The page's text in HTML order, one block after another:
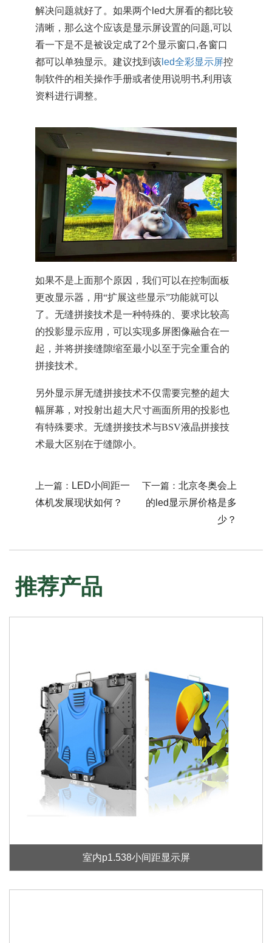
解决问题就好了。如果两个led大屏看的都比较
清晰，那么这个应该是显示屏设置的问题,可以
看一下是不是被设定成了2个显示窗口,各窗口
都可以单独显示。建议找到该 led全彩显示屏控
制软件的相关操作手册或者使用说明书,利用该
资料进行调整。
如果不是上面那个原因，我们可以在控制面板
更改显示器，用“扩展这些显示”功能就可以
了。无缝拼接技术是一种特殊的、要求比较高
的投影显示应用，可以实现多屏图像融合在一
起，并将拼接缝隙缩至最小以至于完全重合的
拼接技术。
另外显示屏无缝拼接技术不仅需要完整的超大
幅屏幕，对投射出超大尺寸画面所用的投影也
有特殊要求。无缝拼接技术与BSV液晶拼接技
术最大区别在于缝隙小。
上一篇： LED小间距一
体机发展现状如何？
下一篇： 北京冬奥会上
的led显示屏价格是多
少？
推荐产品
室内p1.538小间距显示屏